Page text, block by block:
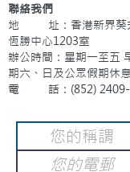
聯絡我們
地 址：香港新界葵芳
恆勝中心1203室
辦公時間：星期一至五
期六、日及公眾假期休息
電 話：(852)